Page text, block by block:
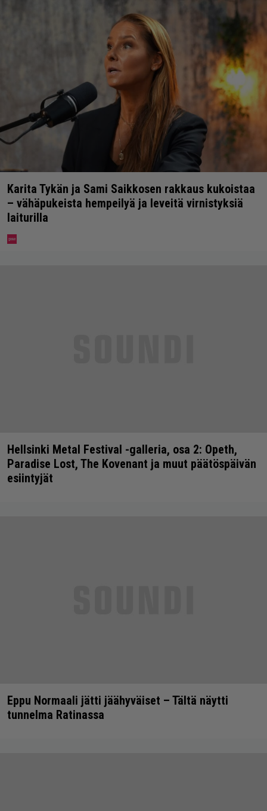
Karita Tykän ja Sami Saikkosen rakkaus kukoistaa
– vähäpukeista hempeilyä ja leveitä virnistyksiä
laiturilla
Hellsinki Metal Festival -galleria, osa 2: Opeth,
Paradise Lost, The Kovenant ja muut päätöspäivän
esiintyjät
Eppu Normaali jätti jäähyväiset – Tältä näytti
tunnelma Ratinassa